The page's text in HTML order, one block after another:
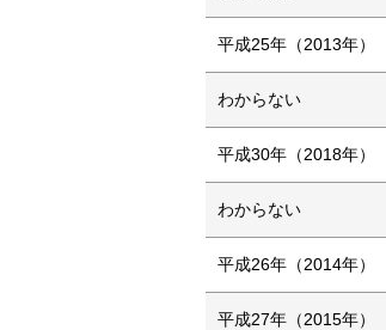
平成25年（2013年）
わからない
平成30年（2018年）
わからない
平成26年（2014年）
平成27年（2015年）